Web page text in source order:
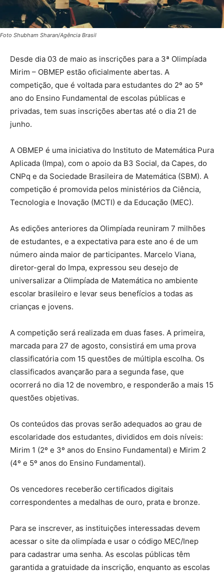
Foto Shubham Sharan/Agência Brasil
Desde dia 03 de maio as inscrições para a 3ª Olimpíada
Mirim – OBMEP estão oficialmente abertas. A
competição, que é voltada para estudantes do 2º ao 5º
ano do Ensino Fundamental de escolas públicas e
privadas, tem suas inscrições abertas até o dia 21 de
junho.
A OBMEP é uma iniciativa do Instituto de Matemática Pura
Aplicada (Impa), com o apoio da B3 Social, da Capes, do
CNPq e da Sociedade Brasileira de Matemática (SBM). A
competição é promovida pelos ministérios da Ciência,
Tecnologia e Inovação (MCTI) e da Educação (MEC).
As edições anteriores da Olimpíada reuniram 7 milhões
de estudantes, e a expectativa para este ano é de um
número ainda maior de participantes. Marcelo Viana,
diretor-geral do Impa, expressou seu desejo de
universalizar a Olimpíada de Matemática no ambiente
escolar brasileiro e levar seus benefícios a todas as
crianças e jovens.
A competição será realizada em duas fases. A primeira,
marcada para 27 de agosto, consistirá em uma prova
classificatória com 15 questões de múltipla escolha. Os
classificados avançarão para a segunda fase, que
ocorrerá no dia 12 de novembro, e responderão a mais 15
questões objetivas.
Os conteúdos das provas serão adequados ao grau de
escolaridade dos estudantes, divididos em dois níveis:
Mirim 1 (2º e 3º anos do Ensino Fundamental) e Mirim 2
(4º e 5º anos do Ensino Fundamental).
Os vencedores receberão certificados digitais
correspondentes a medalhas de ouro, prata e bronze.
Para se inscrever, as instituições interessadas devem
acessar o site da olimpíada e usar o código MEC/Inep
para cadastrar uma senha. As escolas públicas têm
garantida a gratuidade da inscrição, enquanto as escolas